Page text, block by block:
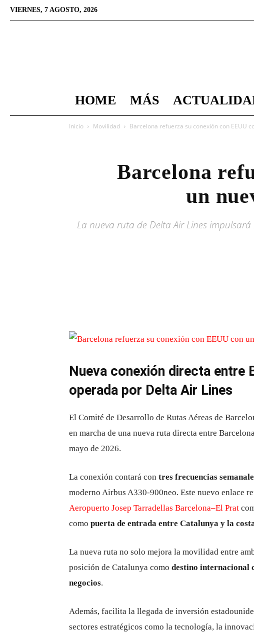
VIERNES, 7 AGOSTO, 2026
HOME MÁS
Inicio Movilidad Barcelona refuerza su conexión con EEUU
Barcelona
un
La nueva ruta de Delta Air Lines
Nueva conexión directa entre
operada por Delta Air Lines
El Comité de Desarrollo de Rutas Aéreas de
en marcha de una nueva ruta directa entre
mayo de 2026.
La conexión contará con tres frecuencias
moderno Airbus A330-900neo. Este nuevo enlace
Aeropuerto Josep Tarradellas Barcelona–El Prat
como puerta de entrada entre Catalunya y la
La nueva ruta no solo mejora la movilidad entre
posición de Catalunya como destino internacional
negocios.
Además, facilita la llegada de inversión
sectores estratégicos como la tecnología, la